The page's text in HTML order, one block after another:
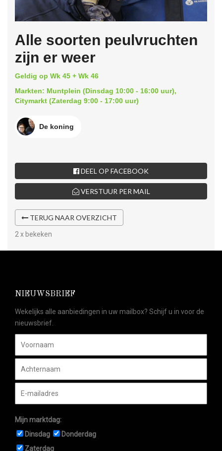
Alle soorten peulvruchten
zijn er weer
Geldig op Wk 45 + Wk 46
Markten: Muntplein (Dinsdag 10:00 - 16:00 uur),
Citymarkt (Zaterdag 9:00 - 17:00 uur)
De koning
DEEL OP FACEBOOK
VERSTUUR PER MAIL
TERUG NAAR OVERZICHT
2 x bekeken
NIEUWSBRIEF
Wekelijks alle aanbiedingen in uw mailbox? Schijf u in voor de
nieuwsbrief.
Mijn marktdag:
Dinsdag
Donderdag
Zaterdag